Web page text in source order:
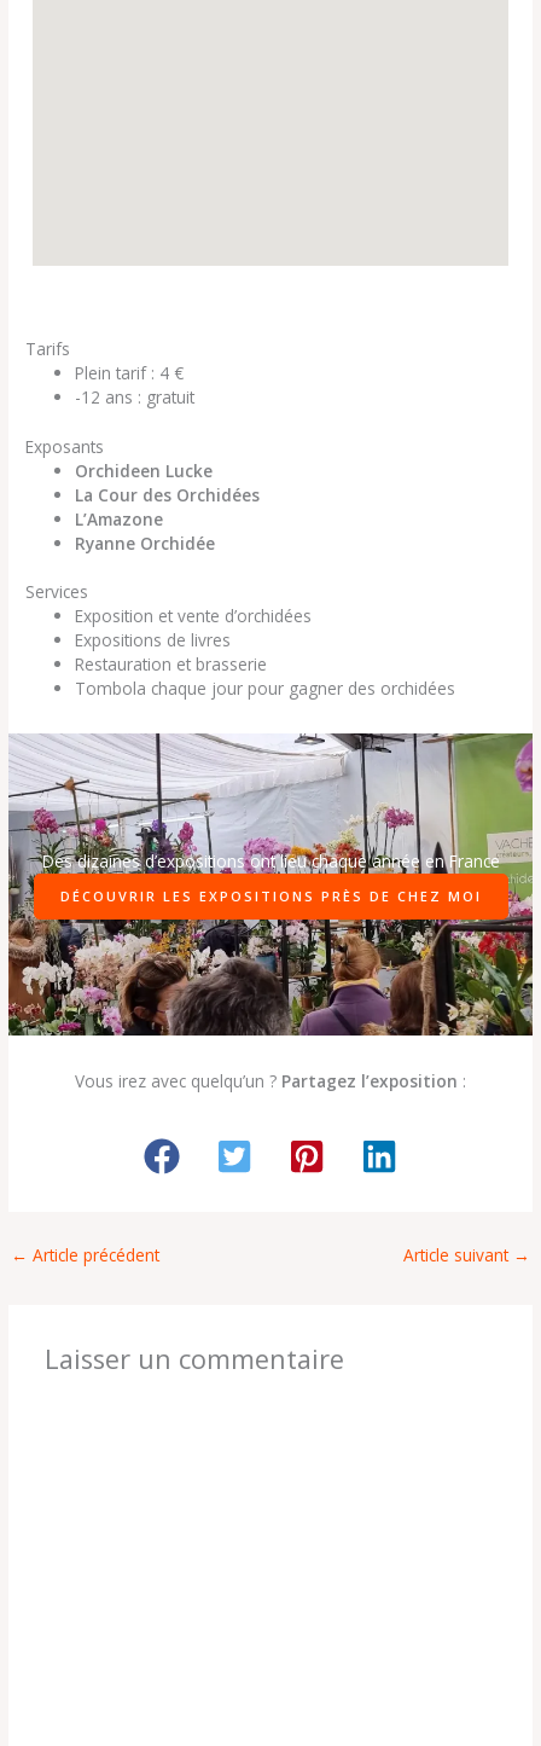
Tarifs
Plein tarif : 4 €
-12 ans : gratuit
Exposants
Orchideen Lucke
La Cour des Orchidées
L’Amazone
Ryanne Orchidée
Services
Exposition et vente d’orchidées
Expositions de livres
Restauration et brasserie
Tombola chaque jour pour gagner des orchidées
Des dizaines d’expositions ont lieu chaque année en France
DÉCOUVRIR LES EXPOSITIONS PRÈS DE CHEZ MOI
Vous irez avec quelqu’un ? Partagez l’exposition :
← Article précédent Article suivant →
Laisser un commentaire